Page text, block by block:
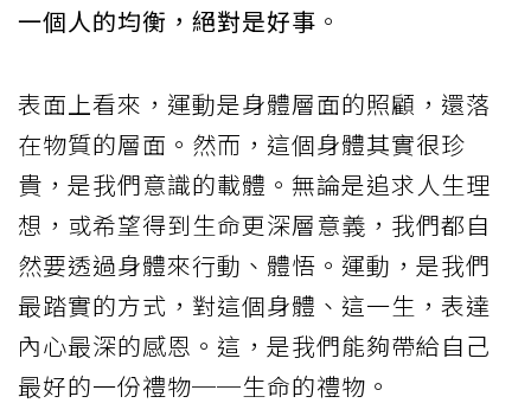
一個人的均衡，絕對是好事 。
表面上看來，運動是身體層面的照顧，還落
在物質的層面。然而，這個身體其實很珍
貴，是我們意識的載體。無論是追求人生理
想，或希望得到生命更深層意義，我們都自
然要透過身體來行動、體悟。運動，是我們
最踏實的方式，對這個身體、這一生，表達
內心最深的感恩。這，是我們能夠帶給自己
最好的一份禮物──生命的禮物。